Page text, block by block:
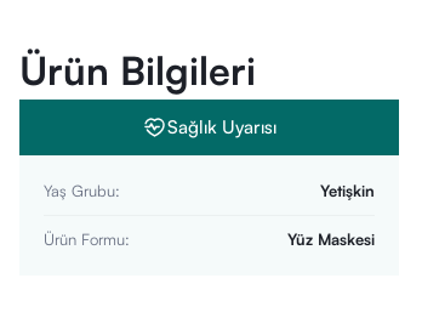
Ürün Bilgileri
Sağlık Uyarısı
Yaş Grubu: Yetişkin
Ürün Formu: Yüz Maskesi